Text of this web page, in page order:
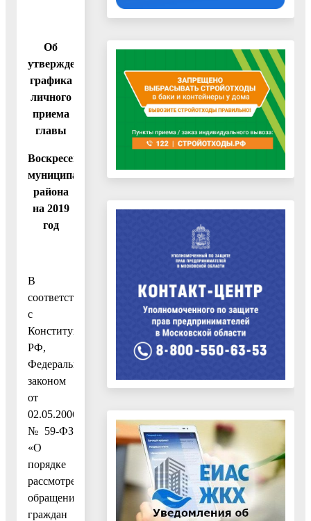
Об
утверждении
графика
личного
приема
главы
Воскресенского
муниципального
района
на 2019
год
В
соответствии
с
Конституцией
РФ,
Федеральным
законом
от
02.05.2006
№ 59-ФЗ
«О
порядке
рассмотрения
обращений
граждан